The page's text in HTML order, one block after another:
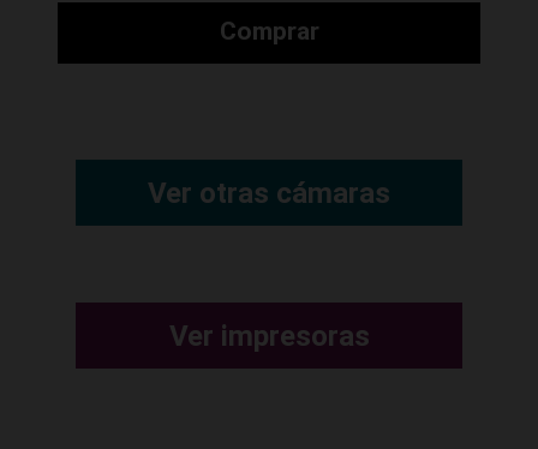
Comprar
Ver otras cámaras
Ver impresoras